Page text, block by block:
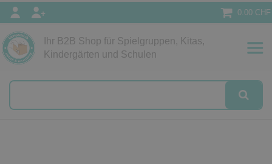
0.00 CHF
Ihr B2B Shop für Spielgruppen, Kitas,
Kindergärten und Schulen
Papeterie